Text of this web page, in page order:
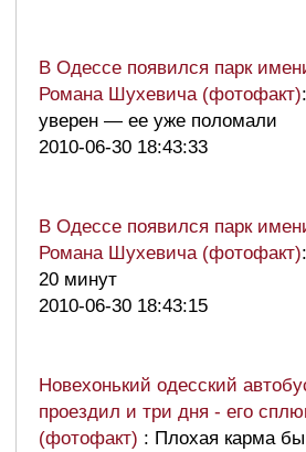
В Одессе появился парк
Романа Шухевича (фотофакт)
уверен — ее уже поломали
2010-06-30 18:43:33
В Одессе появился парк
Романа Шухевича (фотофакт)
20 минут
2010-06-30 18:43:15
Новехонький одесский
проездил и три дня - его
(фотофакт) : Плохая карма